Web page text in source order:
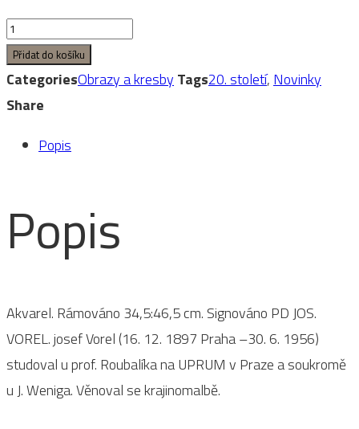
Vorel,
Josef
(1897–
1956):
na
množství
Přidat do košíku
CategoriesObrazy a kresbyTags20. století,Novinky
Share
Popis
Popis
Akvarel. Rámováno 34,5:46,5 cm. Signováno PD JOS.
VOREL. josef Vorel (16. 12. 1897 Praha –30. 6. 1956)
studoval u prof. Roubalíka na UPRUM v Praze a soukromě
u J. Weniga. Věnoval se krajinomalbě.